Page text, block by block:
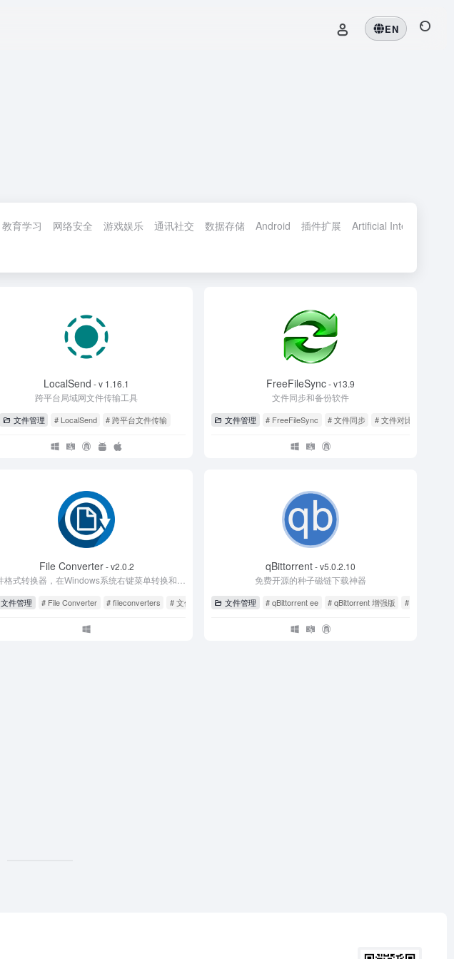
EN
教育学习 网络安全 游戏娱乐 通讯社交 数据存储 Android 插件扩展 Artificial Intelligence
LocalSend - v 1.16.1
跨平台局域网文件传输工具
文件管理 # LocalSend # 跨平台文件传输
FreeFileSync- v13.9
文件同步和备份软件
文件管理 # FreeFileSync # 文件同步 # 文件对比
File Converter- v2.0.2
文件管理 # File Converter # fileconverters # 文件转换器
qBittorrent- v5.0.2.10
免费开源的种子磁链下载神器
文件管理 # qBittorrent ee # qBittorrent 增强版 # qBittorrent